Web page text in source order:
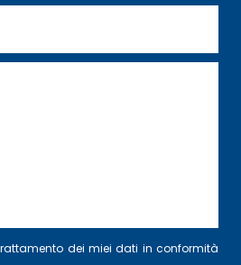
dei miei dati in conformità